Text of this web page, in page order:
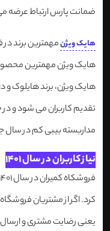
ضمانت پارس ارتباط عرضه
هایک ویژنمهمترین برند
هایک ویژن مهمترین
هایک ویژن، برند هایلوک و
تقدیم کاربران می شود و
مداربسته بیبی کم در سال
نیاز کاربران در سال 1401
کرد. اگر از مشتریان
یعنی رضایت مشتری و ارسال